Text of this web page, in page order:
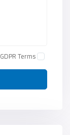
GDPR Terms